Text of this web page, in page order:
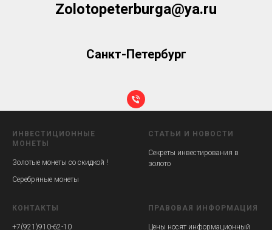
Zolotopeterburga@ya.ru
Санкт-Петербург
ИНВЕСТИЦИОННЫЕ
МОНЕТЫ
Золотые монеты со скидкой !
Серебряные монеты
СТАТЬИ И НОВОСТИ
Секреты инвестирования в
золото
КОНТАКТЫ
+7(921)910-62-10
ПРАВОВАЯ ИНФОРМАЦИЯ
Цены носят информационный